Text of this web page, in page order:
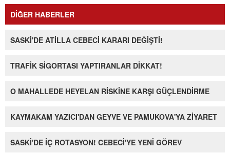
DİĞER HABERLER
SASKİ'DE ATİLLA CEBECİ KARARI DEĞİŞTİ!
TRAFİK SİGORTASI YAPTIRANLAR DİKKAT!
O MAHALLEDE HEYELAN RİSKİNE KARŞI GÜÇLENDİRME
KAYMAKAM YAZICI'DAN GEYVE VE PAMUKOVA'YA ZİYARET
SASKİ'DE İÇ ROTASYON! CEBECİ'YE YENİ GÖREV